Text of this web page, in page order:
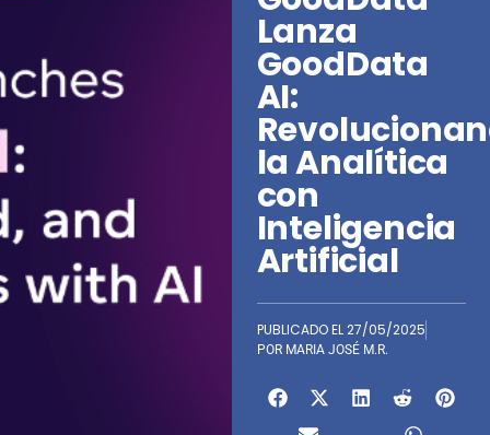
Lanza
GoodData
AI:
la Analítica
con
Inteligencia
Artificial
PUBLICADO EL27/05/2025
POR MARIA JOSÉ M.R.